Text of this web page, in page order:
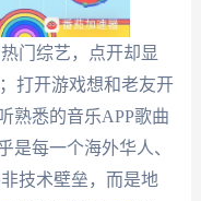
门综艺，点开却显
打开游戏想和老友开
熟悉的音乐APP歌曲
是每一个海外华人、
技术壁垒，而是地